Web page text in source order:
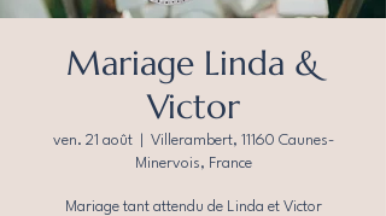
Mariage Linda &
Victor
ven. 21 août
  |
Villerambert, 11160 Caunes-
Minervois, France
Mariage tant attendu de Linda et Victor